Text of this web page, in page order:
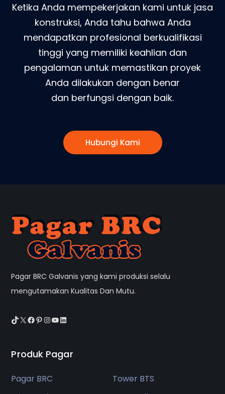
Ketika Anda mempekerjakan kami untuk jasa
konstruksi, Anda tahu bahwa Anda
mendapatkan profesional berkualifikasi
tinggi yang memiliki keahlian dan
pengalaman untuk memastikan proyek
Anda dilakukan dengan benar
dan berfungsi dengan baik.
Hubungi Kami
Pagar BRC Galvanis yang kami produksi selalu
mengutamakan Kualitas Dan Mutu.
TikTok
X Facebook
Pinterest
Instagram
YouTube
LinkedIn
Produk Pagar
Pagar BRC
Tower BTS